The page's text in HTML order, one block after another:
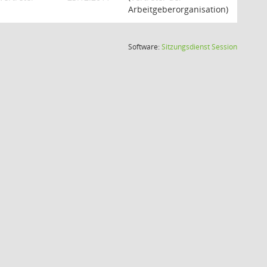
Arbeitgeberorganisation)
Software:SitzungsdienstSession(Wird in